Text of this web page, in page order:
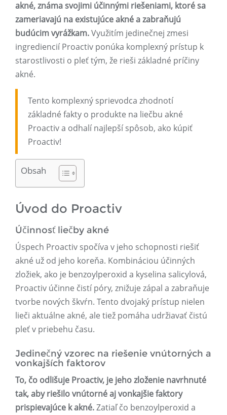
akné, známa svojimi účinnými riešeniami, ktoré sa
zameriavajú na existujúce akné a zabraňujú
budúcim vyrážkam.Využitím jedinečnej zmesi
ingrediencií Proactiv ponúka komplexný prístup k
starostlivosti o pleť tým, že rieši základné príčiny
akné.
Tento komplexný sprievodca zhodnotí
základné fakty o produkte na liečbu akné
Proactiv a odhalí najlepší spôsob, ako kúpiť
Proactiv!
Obsah
Úvod do Proactiv
Účinnosť liečby akné
Úspech Proactiv spočíva v jeho schopnosti riešiť
akné už od jeho koreňa. Kombináciou účinných
zložiek, ako je benzoylperoxid a kyselina salicylová,
Proactiv účinne čistí póry, znižuje zápal a zabraňuje
tvorbe nových škvŕn. Tento dvojaký prístup nielen
lieči aktuálne akné, ale tiež pomáha udržiavať čistú
pleť v priebehu času.
Jedinečný vzorec na riešenie vnútorných a
vonkajších faktorov
To, čo odlišuje Proactiv, je jeho zloženie navrhnuté
tak, aby riešilo vnútorné aj vonkajšie faktory
prispievajúce k akné.Zatiaľ čo benzoylperoxid a